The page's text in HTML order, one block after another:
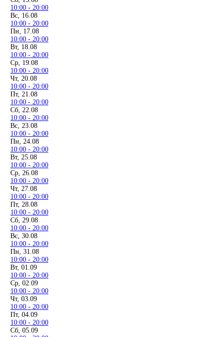
10:00 - 20:00
Вс, 16.08
10:00 - 20:00
Пн, 17.08
10:00 - 20:00
Вт, 18.08
10:00 - 20:00
Ср, 19.08
10:00 - 20:00
Чт, 20.08
10:00 - 20:00
Пт, 21.08
10:00 - 20:00
Сб, 22.08
10:00 - 20:00
Вс, 23.08
10:00 - 20:00
Пн, 24.08
10:00 - 20:00
Вт, 25.08
10:00 - 20:00
Ср, 26.08
10:00 - 20:00
Чт, 27.08
10:00 - 20:00
Пт, 28.08
10:00 - 20:00
Сб, 29.08
10:00 - 20:00
Вс, 30.08
10:00 - 20:00
Пн, 31.08
10:00 - 20:00
Вт, 01.09
10:00 - 20:00
Ср, 02.09
10:00 - 20:00
Чт, 03.09
10:00 - 20:00
Пт, 04.09
10:00 - 20:00
Сб, 05.09